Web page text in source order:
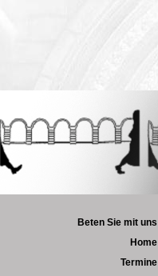
Beten Sie mit uns
Home
Termine